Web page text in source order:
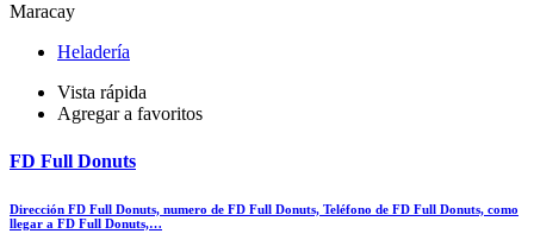
Maracay
Heladería
Vista rápida
Agregar a favoritos
FD Full Donuts
Dirección FD Full Donuts, numero de FD Full Donuts, Teléfono de FD Full Donuts, como
llegar a FD Full Donuts,…